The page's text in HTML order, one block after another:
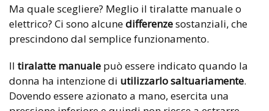
Ma quale scegliere? Meglio il tiralatte manuale o
elettrico? Ci sono alcunedifferenzesostanziali, che
prescindono dal semplice funzionamento.
Il tiralatte manuale può essere indicato quando la
donna ha intenzione di utilizzarlo saltuariamente.
Dovendo essere azionato a mano, esercita una